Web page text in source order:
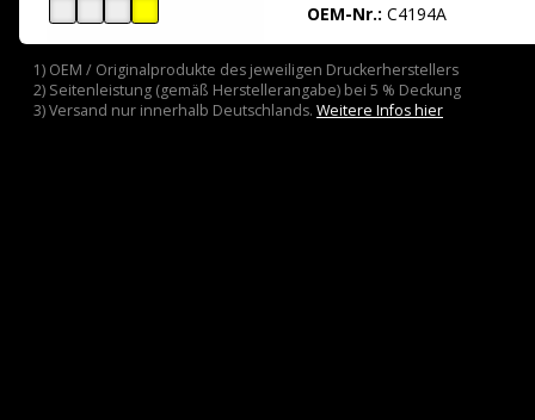
OEM-Nr.: C4194A
1) OEM / Originalprodukte des jeweiligen Druckerherstellers
2) Seitenleistung (gemäß Herstellerangabe) bei 5 % Deckung
3) Versand nur innerhalb Deutschlands. Weitere Infos hier